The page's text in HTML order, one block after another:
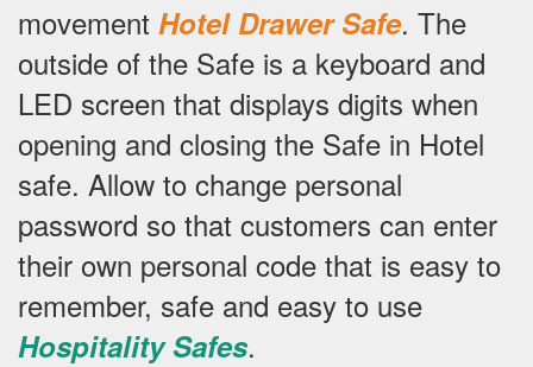
movement Hotel Drawer Safe. The
outside of the Safe is a keyboard and
LED screen that displays digits when
opening and closing the Safe in Hotel
safe. Allow to change personal
password so that customers can enter
their own personal code that is easy to
remember, safe and easy to use
Hospitality Safes.